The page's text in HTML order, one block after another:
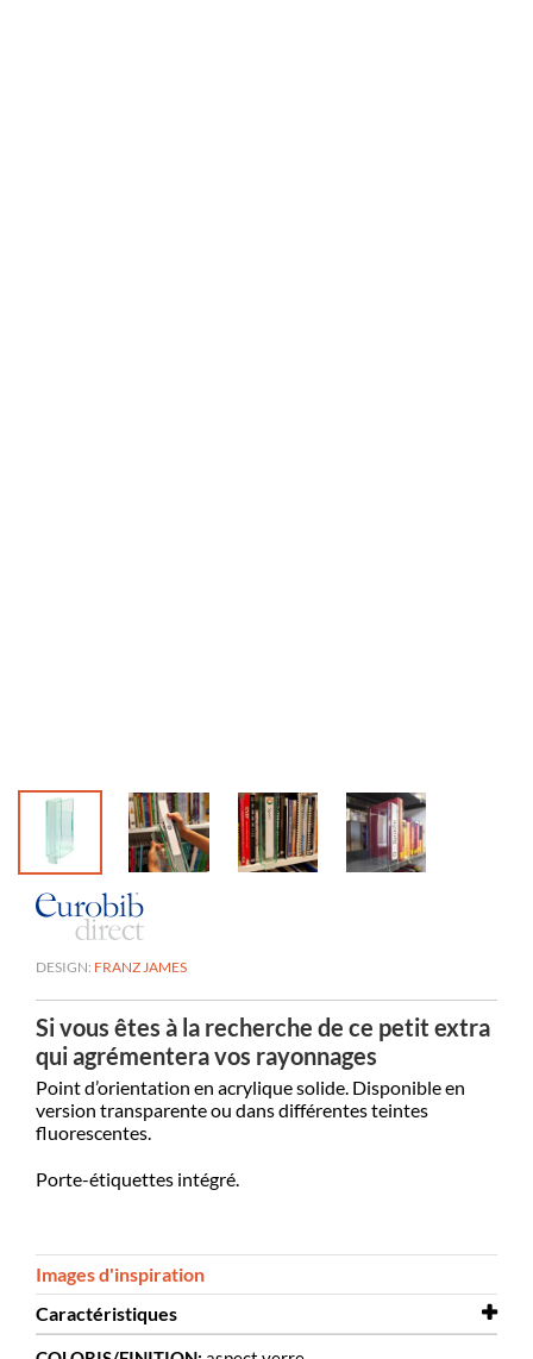
DESIGN: FRANZ JAMES
Si vous êtes à la recherche de ce petit extra
qui agrémentera vos rayonnages
Point d’orientation en acrylique solide. Disponible en
version transparente ou dans différentes teintes
fluorescentes.
Porte-étiquettes intégré.
Images d'inspiration
Caractéristiques